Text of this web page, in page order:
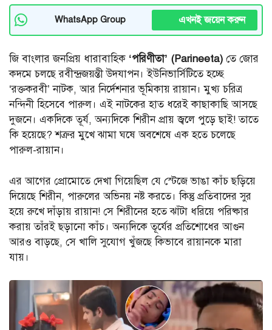
WhatsApp Group এখনই জয়েন করুন
জি বাংলার জনপ্রিয় ধারাবাহিক ‘পরিণীতা’ (Parineeta) তে জোর
কদমে চলছে রবীন্দ্রজয়ন্তী উদযাপন। ইউনিভার্সিটিতে হচ্ছে
‘রক্তকরবী’ নাটক, আর নির্দেশনার ভূমিকায় রায়ান। মুখ্য চরিত্র
নন্দিনী হিসেবে পারুল। এই নাটকের হাত ধরেই কাছাকাছি আসছে
দুজনে। একদিকে তূর্য, অন্যদিকে শিরীন প্রায় জ্বলে পুড়ে ছাই! তাতে
কি হয়েছে? শত্রুর মুখে ঝামা ঘষে অবশেষে এক হতে চলেছে
পারুল-রায়ান।
এর আগের প্রোমোতে দেখা গিয়েছিল যে স্টেজে ভাঙা কাঁচ ছড়িয়ে
দিয়েছে শিরীন, পারুলের অভিনয় নষ্ট করতে। কিন্তু প্রতিবাদের সুর
হয়ে রুখে দাঁড়ায় রায়ান! সে শিরীনের হতে ঝাঁটা ধরিয়ে পরিষ্কার
করায় তাঁরই ছড়ানো কাঁচ। অন্যদিকে তূর্যের প্রতিশোধের আগুন
আরও বাড়ছে, সে খালি সুযোগ খুঁজছে কিভাবে রায়ানকে মারা
যায়।